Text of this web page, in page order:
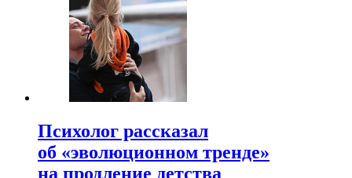
Психолог рассказал
об «эволюционном тренде»
на продление детства